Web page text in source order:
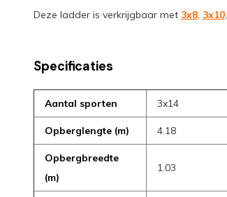
Deze ladder is verkrijgbaar met 3x8, 3x10,
Specificaties
Aantal sporten 3x14
Opberglengte (m) 4.18
Opbergbreedte
(m)
1.03